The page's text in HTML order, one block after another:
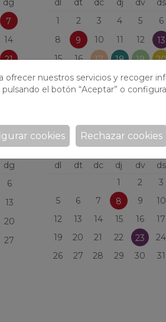
dg
7
14
21
28
dl dt dc dj dv ds
1
2 3 4 5 6
8
9 10 11 12 13
15
16 17 18 19 20
22
23 24 25 26 27
31
dg
6
13
20
27
JULIO
dl dt dc dj dv ds
1
2 3
5
6 7 8 9 10
12
13 14 15 16 17
19
20 21 22 23 24
26
27 28 29 30 31
ofrecer nuestros servicios y recoger
el botón “Aceptar” o
Rechazar cookies
cookies